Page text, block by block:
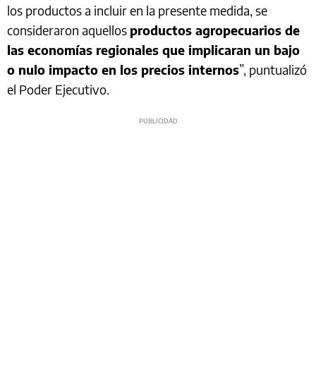
los productos a incluir en la presente medida, se
consideraron aquellos productos agropecuarios de
las economías regionales que implicaran un bajo
o nulo impacto en los precios internos”, puntualizó
el Poder Ejecutivo.